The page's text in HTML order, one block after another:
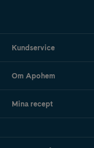
Kundservice
Om Apohem
Mina recept